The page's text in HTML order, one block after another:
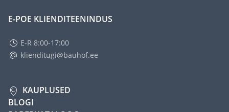
E-POE KLIENDITEENINDUS
E-R 8:00-17:00
klienditugi@bauhof.ee
KAUPLUSED
BLOGI